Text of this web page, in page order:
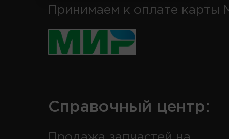
Принимаем к оплате карты
Справочный центр: